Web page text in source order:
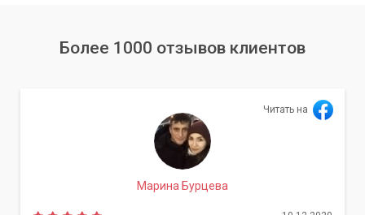
Более 1000 отзывов клиентов
Читать на
Марина Бурцева